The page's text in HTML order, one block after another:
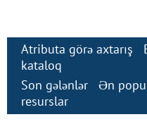
Atributa görə axtarış
kataloq
Son gələnlər
Ən
resurslar